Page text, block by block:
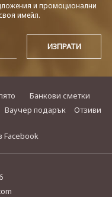
и промоционални
имейл.
Банкови сметки
Ваучер подарък Отзиви
Facebook